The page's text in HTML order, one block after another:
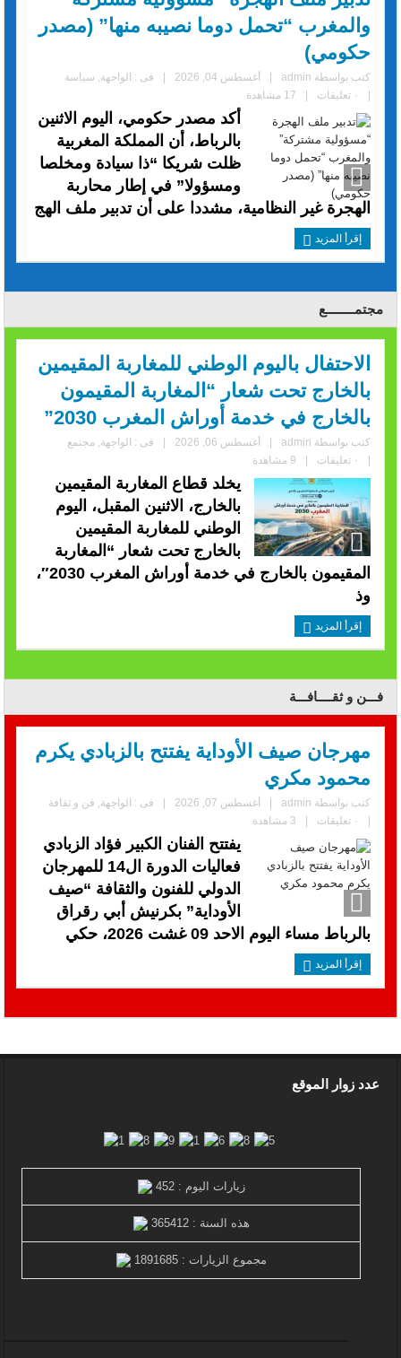
والمغرب “تحمل دوما نصيبه منها” (مصدر
حكومي)
كتب بواسطة admin أغسطس 04, 2026 فى : الواجهة, سياسة
٠ تعليقات 17 مشاهدة
أكد مصدر حكومي، اليوم الاثنين
بالرباط، أن المملكة المغربية
ظلت شريكا “ذا سيادة ومخلصا
ومسؤولا” في إطار محاربة
الهجرة غير النظامية، مشددا على أن تدبير ملف الهج
إقرأ المزيد
مجتمــــــــع
الاحتفال باليوم الوطني للمغاربة المقيمين
بالخارج تحت شعار “المغاربة المقيمون
بالخارج في خدمة أوراش المغرب 2030”
كتب بواسطة admin أغسطس 06, 2026 فى : الواجهة,مجتمع
٠ تعليقات 9 مشاهدة
يخلد قطاع المغاربة المقيمين
بالخارج، الاثنين المقبل، اليوم
الوطني للمغاربة المقيمين
بالخارج تحت شعار “المغاربة
المقيمون بالخارج في خدمة أوراش المغرب 2030″،
وذ
إقرأ المزيد
فـــن و ثقــــافـــة
مهرجان صيف الأوداية يفتتح بالزبادي يكرم
محمود مكري
كتب بواسطة admin أغسطس 07, 2026 فى : الواجهة, فن و ثقافة
٠ تعليقات 3 مشاهدة
يفتتح الفنان الكبير فؤاد الزبادي
فعاليات الدورة ال14 للمهرجان
الدولي للفنون والثقافة “صيف
الأوداية” بكرنيش أبي رقراق
بالرباط مساء اليوم الاحد 09 غشت 2026، حكي
إقرأ المزيد
عدد زوار الموقع
زيارات اليوم : 452
هذه السنة : 365412
مجموع الزيارات : 1891685